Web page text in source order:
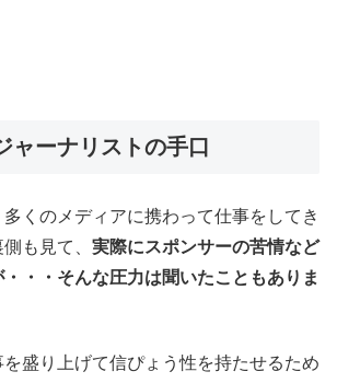
ャーナリストの手口
くのメディアに携わって仕事をしてき
も見て、 実際にスポンサーの苦情など
・・そんな圧力は聞いたこともありま
を盛り上げて信ぴょう性を持たせるため